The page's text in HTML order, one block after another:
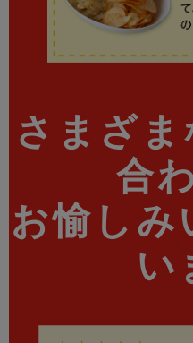
さまざま
合
お愉しみ
い